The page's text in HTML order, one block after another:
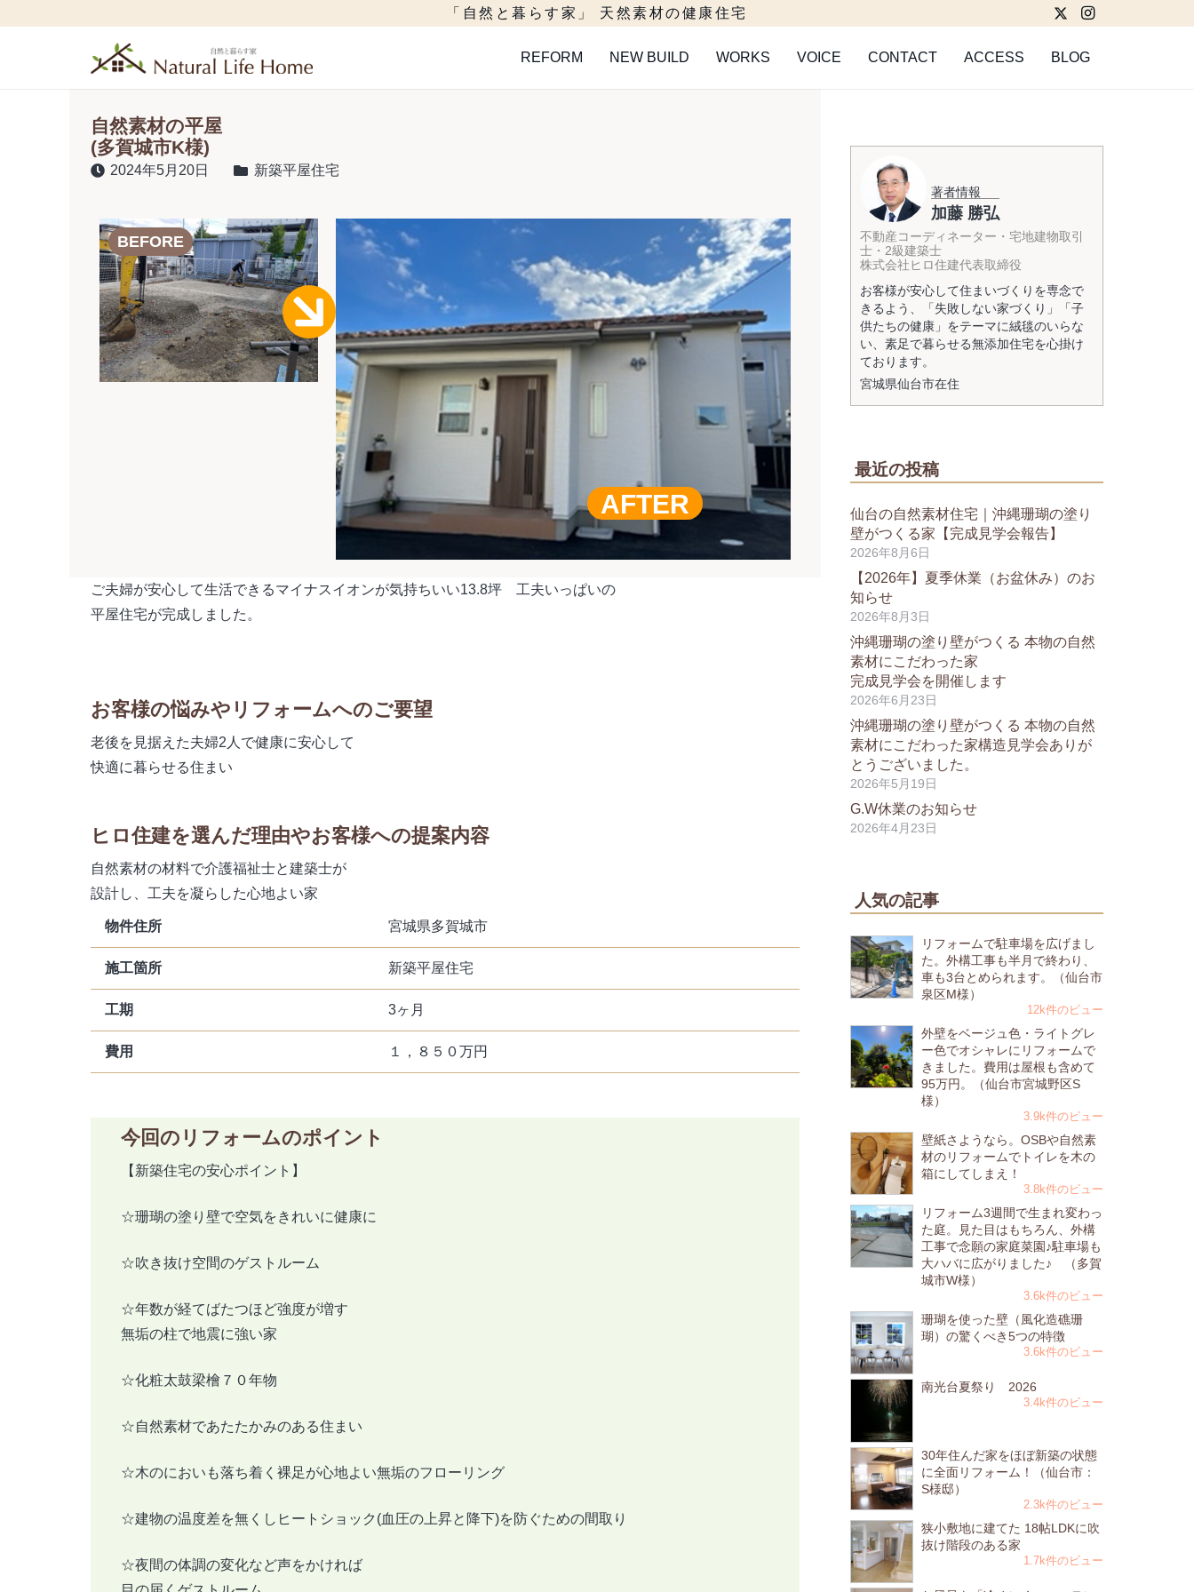
「自然と暮らす家」 天然素材の健康住宅
REFORM NEW BUILD WORKS VOICE CONTACT ACCESS BLOG
自然素材の平屋
(多賀城市K様)
2024年5月20日 新築平屋住宅
BEFORE
AFTER
ご夫婦が安心して生活できるマイナスイオンが気持ちいい13.8坪 工夫いっぱいの
平屋住宅が完成しました。
お客様の悩みやリフォームへのご要望
老後を見据えた夫婦2人で健康に安心して
快適に暮らせる住まい
ヒロ住建を選んだ理由やお客様への提案内容
自然素材の材料で介護福祉士と建築士が
設計し、工夫を凝らした心地よい家
物件住所 宮城県多賀城市
施工箇所 新築平屋住宅
工期 3ヶ月
費用 １，８５０万円
今回のリフォームのポイント
【新築住宅の安心ポイント】
☆珊瑚の塗り壁で空気をきれいに健康に
☆吹き抜け空間のゲストルーム
☆年数が経てばたつほど強度が増す
無垢の柱で地震に強い家
☆化粧太鼓梁檜７０年物
☆自然素材であたたかみのある住まい
☆木のにおいも落ち着く裸足が心地よい無垢のフローリング
☆建物の温度差を無くしヒートショック(血圧の上昇と降下)を防ぐための間取り
☆夜間の体調の変化など声をかければ
著者情報
加藤 勝弘
不動産コーディネーター・宅地建物取引
士・2級建築士
株式会社ヒロ住建代表取締役
お客様が安心して住まいづくりを専念で
きるよう、「失敗しない家づくり」「子
供たちの健康」をテーマに絨毯のいらな
い、素足で暮らせる無添加住宅を心掛け
ております。
宮城県仙台市在住
最近の投稿
仙台の自然素材住宅｜沖縄珊瑚の塗り
壁がつくる家【完成見学会報告】
2026年8月6日
【2026年】夏季休業（お盆休み）のお
知らせ
2026年8月3日
沖縄珊瑚の塗り壁がつくる 本物の自然
素材にこだわった家
完成見学会を開催します
2026年6月23日
沖縄珊瑚の塗り壁がつくる 本物の自然
素材にこだわった家構造見学会ありが
とうございました。
2026年5月19日
G.W休業のお知らせ
2026年4月23日
人気の記事
リフォームで駐車場を広げまし
た。外構工事も半月で終わり、
車も3台とめられます。（仙台市
泉区M様）
12k件のビュー
外壁をベージュ色・ライトグレ
ー色でオシャレにリフォームで
きました。費用は屋根も含めて
95万円。（仙台市宮城野区S
様）
3.9k件のビュー
壁紙さようなら。OSBや自然素
材のリフォームでトイレを木の
箱にしてしまえ！
3.8k件のビュー
リフォーム3週間で生まれ変わっ
た庭。見た目はもちろん、外構
工事で念願の家庭菜園♪駐車場も
大ハバに広がりました♪ （多賀
城市W様）
3.6k件のビュー
珊瑚を使った壁（風化造礁珊
瑚）の驚くべき5つの特徴
3.6k件のビュー
南光台夏祭り 2026
3.4k件のビュー
30年住んだ家をほぼ新築の状態
に全面リフォーム！（仙台市：
S様邸）
2.3k件のビュー
狭小敷地に建てた 18帖LDKに吹
抜け階段のある家
1.7k件のビュー